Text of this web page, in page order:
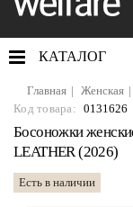
КАТАЛОГ
Главная Женская
Код товара: 0131626
Босоножки
LEATHER (2026)
Есть в наличии